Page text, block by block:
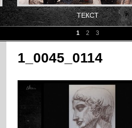
ТЕКСТ
1 2 3
1_0045_0114